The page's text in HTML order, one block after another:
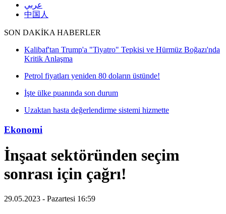
عربي
中国人
SON DAKİKA HABERLER
Kalibaf'tan Trump'a "Tiyatro" Tepkisi ve Hürmüz Boğazı'nda
Kritik Anlaşma
Petrol fiyatları yeniden 80 doların üstünde!
İşte ülke puanında son durum
Uzaktan hasta değerlendirme sistemi hizmette
Ekonomi
İnşaat sektöründen seçim
sonrası için çağrı!
29.05.2023 - Pazartesi 16:59